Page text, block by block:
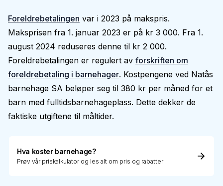
Foreldrebetalingen var i 2023 på makspris.
Maksprisen fra 1. januar 2023 er på kr 3 000. Fra 1.
august 2024 reduseres denne til kr 2 000.
Foreldrebetalingen er regulert av forskriften om
foreldrebetaling i barnehager. Kostpengene ved Natås
barnehage SA beløper seg til 380 kr per måned for et
barn med fulltidsbarnehageplass. Dette dekker de
faktiske utgiftene til måltider.
Hva koster barnehage?
Prøv vår priskalkulator og les alt om pris og rabatter